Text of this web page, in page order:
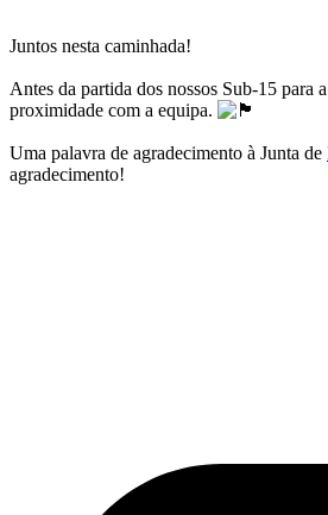
Juntos nesta caminhada!
Antes da partida dos nossos Sub-15
proximidade com a equipa.
Uma palavra de agradecimento à Junta de
agradecimento!